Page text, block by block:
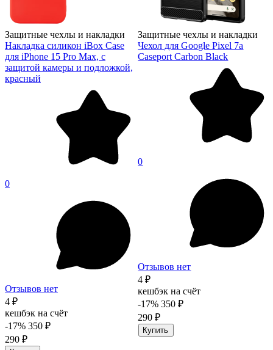
Защитные чехлы и накладки
Накладка силикон iBox Case
для iPhone 15 Pro Max, с
защитой камеры и подложкой,
красный
0
Отзывов нет
4 ₽
кешбэк на счёт
-17% 350 ₽
290 ₽
Защитные чехлы и накладки
Чехол для Google Pixel 7a
Caseport Carbon Black
0
Отзывов нет
4 ₽
кешбэк на счёт
-17% 350 ₽
290 ₽
Купить